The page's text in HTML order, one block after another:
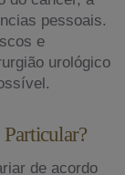
pessoais.
e
urológico
de acordo